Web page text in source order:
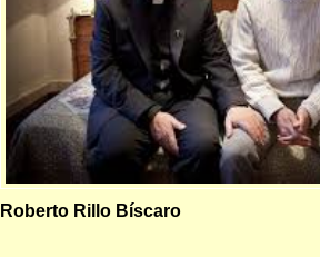
Roberto Rillo Bíscaro